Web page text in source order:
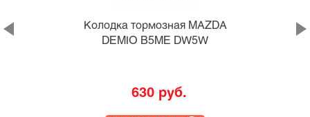
Колодка тормозная MAZDA
DEMIO B5ME DW5W
630 руб.